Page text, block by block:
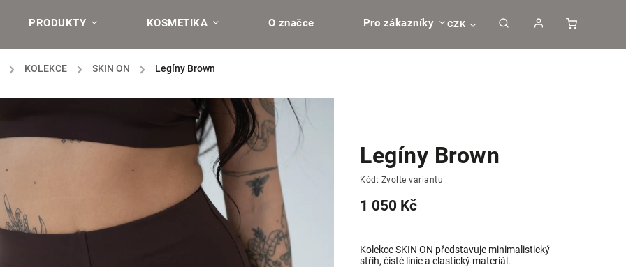
CZK
PRODUKTY KOSMETIKA O značce Pro zákazníky
/ KOLEKCE / SKIN ON / Legíny Brown
Legíny Brown
Kód: Zvolte variantu
1 050 Kč
Kolekce SKIN ON představuje minimalistický
střih, čisté linie a elastický materiál.